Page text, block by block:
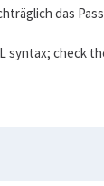
das
syntax;